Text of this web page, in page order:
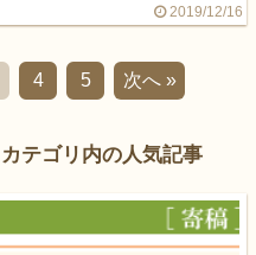
2019/12/16
4 5 次へ »
テゴリ内の人気記事